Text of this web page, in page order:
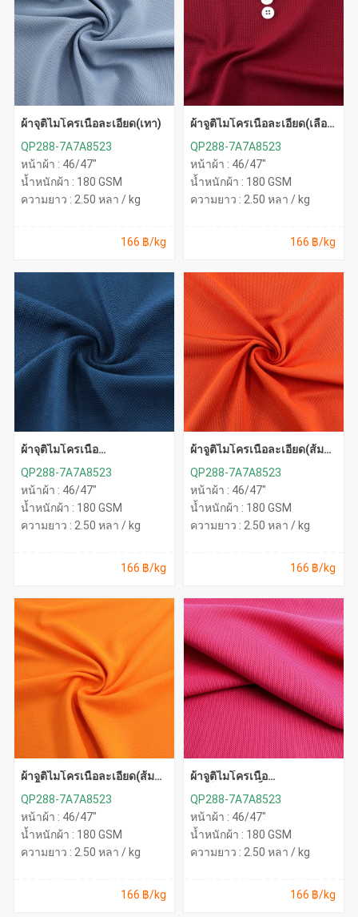
ผ้าจุติไมโครเนื้อละเอียด(เทา)
QP288-7A7A8523
หน้าผ้า : 46/47"
น้ำหนักผ้า : 180 GSM
ความยาว : 2.50 หลา / kg
166 ฿/kg
ผ้าจูติไมโครเนื้อละเอียด(เลือด
QP288-7A7A8523
หน้าผ้า : 46/47"
น้ำหนักผ้า : 180 GSM
ความยาว : 2.50 หลา / kg
166 ฿/kg
ผ้าจุติไมโครเนื้อ
QP288-7A7A8523
หน้าผ้า : 46/47"
น้ำหนักผ้า : 180 GSM
ความยาว : 2.50 หลา / kg
166 ฿/kg
ผ้าจูติไมโครเนื้อละเอียด(ส้ม
QP288-7A7A8523
หน้าผ้า : 46/47"
น้ำหนักผ้า : 180 GSM
ความยาว : 2.50 หลา / kg
166 ฿/kg
ผ้าจูติไมโครเนื้อละเอียด(ส้ม
QP288-7A7A8523
หน้าผ้า : 46/47"
น้ำหนักผ้า : 180 GSM
ความยาว : 2.50 หลา / kg
166 ฿/kg
ผ้าจูติไมโครเนื้อ
QP288-7A7A8523
หน้าผ้า : 46/47"
น้ำหนักผ้า : 180 GSM
ความยาว : 2.50 หลา / kg
166 ฿/kg